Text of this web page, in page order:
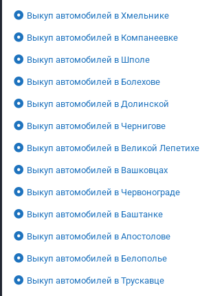
Выкуп автомобилей в Хмельнике
Выкуп автомобилей в Компанеевке
Выкуп автомобилей в Шполе
Выкуп автомобилей в Болехове
Выкуп автомобилей в Долинской
Выкуп автомобилей в Чернигове
Выкуп автомобилей в Великой Лепетихе
Выкуп автомобилей в Вашковцах
Выкуп автомобилей в Червонограде
Выкуп автомобилей в Баштанке
Выкуп автомобилей в Апостолове
Выкуп автомобилей в Белополье
Выкуп автомобилей в Трускавце